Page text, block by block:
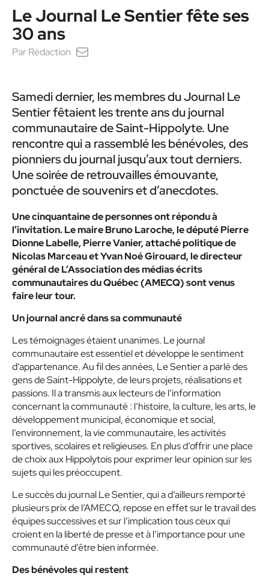
Le Journal Le Sentier fête ses
30 ans
Par Rédaction
Samedi dernier, les membres du Journal Le
Sentier fêtaient les trente ans du journal
communautaire de Saint-Hippolyte. Une
rencontre qui a rassemblé les bénévoles, des
pionniers du journal jusqu’aux tout derniers.
Une soirée de retrouvailles émouvante,
ponctuée de souvenirs et d’anecdotes.
Une cinquantaine de personnes ont répondu à
l’invitation. Le maire Bruno Laroche, le député Pierre
Dionne Labelle, Pierre Vanier, attaché politique de
Nicolas Marceau et Yvan Noé Girouard, le directeur
général de L’Association des médias écrits
communautaires du Québec (AMECQ) sont venus
faire leur tour.
Un journal ancré dans sa communauté
Les témoignages étaient unanimes. Le journal
communautaire est essentiel et développe le sentiment
d’appartenance. Au fil des années, Le Sentier a parlé des
gens de Saint-Hippolyte, de leurs projets, réalisations et
passions. Il a transmis aux lecteurs de l’information
concernant la communauté : l’histoire, la culture, les arts, le
développement municipal, économique et social,
l’environnement, la vie communautaire, les activités
sportives, scolaires et religieuses. En plus d’offrir une place
de choix aux Hippolytois pour exprimer leur opinion sur les
sujets qui les préoccupent.
Le succès du journal Le Sentier, qui a d’ailleurs remporté
plusieurs prix de l’AMECQ, repose en effet sur le travail des
équipes successives et sur l’implication tous ceux qui
croient en la liberté de presse et à l’importance pour une
communauté d’être bien informée.
Des bénévoles qui restent